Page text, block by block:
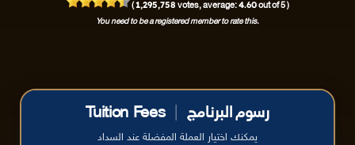
(1,295,758 votes, average:4.60out of 5 )
You need to be a registered member to rate this.
Tuition Fees رسوم البرنامج
يمكنك اختيار العملة المفضلة عند السداد